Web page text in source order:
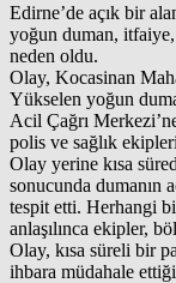
Edirne’de açık bir
yoğun duman,
neden oldu.
Olay, Kocasinan
Yükselen yoğun
Acil Çağrı
polis ve sağlık
Olay yerine kısa
sonucunda dumanın
tespit etti. Herhangi
anlaşılınca ekipler,
Olay, kısa süreli bir
ihbara müdahale